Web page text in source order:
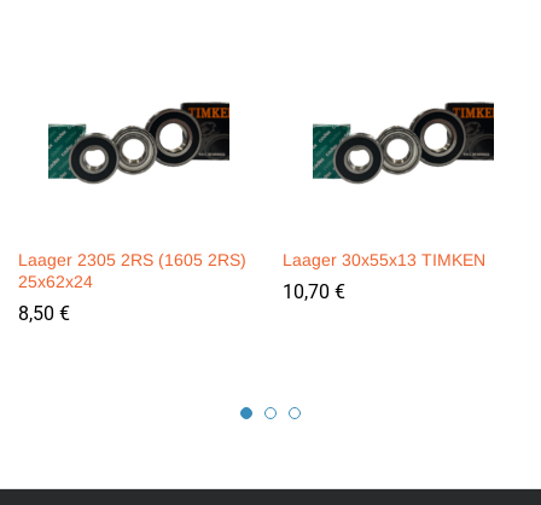
Laager 2305 2RS (1605 2RS)
25x62x24
8,50 €
Laager 30x55x13 TIMKEN
10,70 €